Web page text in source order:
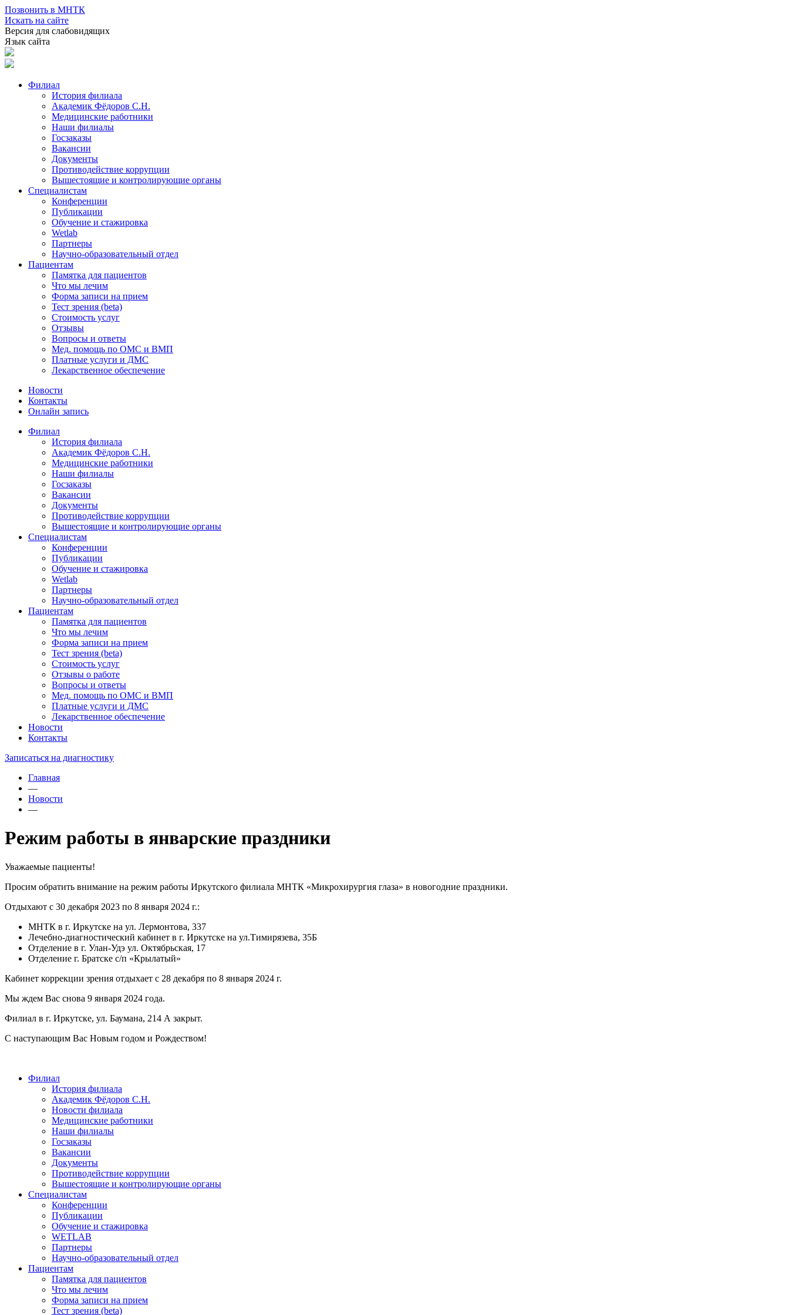
Позвонить в МНТК
Искать на сайте
Версия для слабовидящих
Язык сайта
Филиал
История филиала
Академик Фёдоров С.Н.
Медицинские работники
Наши филиалы
Госзаказы
Вакансии
Документы
Противодействие коррупции
Вышестоящие и контролирующие органы
Специалистам
Конференции
Публикации
Обучение и стажировка
Wetlab
Партнеры
Научно-образовательный отдел
Пациентам
Памятка для пациентов
Что мы лечим
Форма записи на прием
Тест зрения (beta)
Стоимость услуг
Отзывы
Вопросы и ответы
Мед. помощь по ОМС и ВМП
Платные услуги и ДМС
Лекарственное обеспечение
Новости
Контакты
Онлайн запись
Филиал
История филиала
Академик Фёдоров С.Н.
Медицинские работники
Наши филиалы
Госзаказы
Вакансии
Документы
Противодействие коррупции
Вышестоящие и контролирующие органы
Специалистам
Конференции
Публикации
Обучение и стажировка
Wetlab
Партнеры
Научно-образовательный отдел
Пациентам
Памятка для пациентов
Что мы лечим
Форма записи на прием
Тест зрения (beta)
Стоимость услуг
Отзывы о работе
Вопросы и ответы
Мед. помощь по ОМС и ВМП
Платные услуги и ДМС
Лекарственное обеспечение
Новости
Контакты
Записаться на диагностику
Главная
—
Новости
—
Режим работы в январские праздники
Уважаемые пациенты!
Просим обратить внимание на режим работы Иркутского филиала МНТК «Микрохирургия глаза» в новогодние праздники.
Отдыхают с 30 декабря 2023 по 8 января 2024 г.:
МНТК в г. Иркутске на ул. Лермонтова, 337
Лечебно-диагностический кабинет в г. Иркутске на ул.Тимирязева, 35Б
Отделение в г. Улан-Удэ ул. Октябрьская, 17
Отделение г. Братске с/п «Крылатый»
Кабинет коррекции зрения отдыхает с 28 декабря по 8 января 2024 г.
Мы ждем Вас снова 9 января 2024 года.
Филиал в г. Иркутске, ул. Баумана, 214 А закрыт.
С наступающим Вас Новым годом и Рождеством!
Филиал
История филиала
Академик Фёдоров С.Н.
Новости филиала
Медицинские работники
Наши филиалы
Госзаказы
Вакансии
Документы
Противодействие коррупции
Вышестоящие и контролирующие органы
Специалистам
Конференции
Публикации
Обучение и стажировка
WETLAB
Партнеры
Научно-образовательный отдел
Пациентам
Памятка для пациентов
Что мы лечим
Форма записи на прием
Тест зрения (beta)